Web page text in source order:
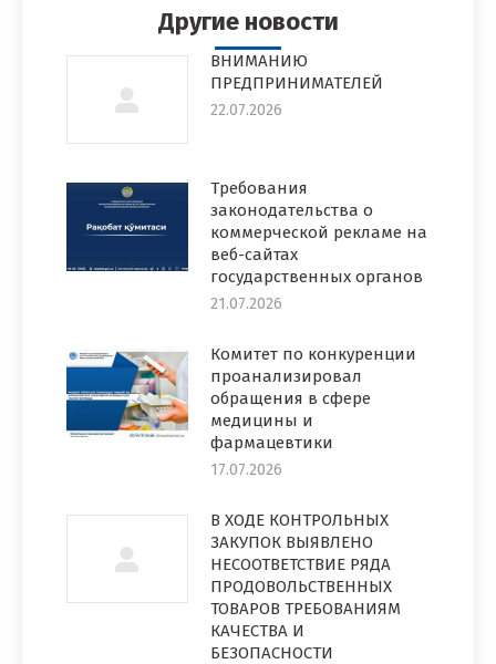
Другие новости
ВНИМАНИЮ
ПРЕДПРИНИМАТЕЛЕЙ
22.07.2026
Требования
законодательства о
коммерческой рекламе на
веб-сайтах
государственных органов
21.07.2026
Комитет по конкуренции
проанализировал
обращения в сфере
медицины и
фармацевтики
17.07.2026
В ХОДЕ КОНТРОЛЬНЫХ
ЗАКУПОК ВЫЯВЛЕНО
НЕСООТВЕТСТВИЕ РЯДА
ПРОДОВОЛЬСТВЕННЫХ
ТОВАРОВ ТРЕБОВАНИЯМ
КАЧЕСТВА И
БЕЗОПАСНОСТИ